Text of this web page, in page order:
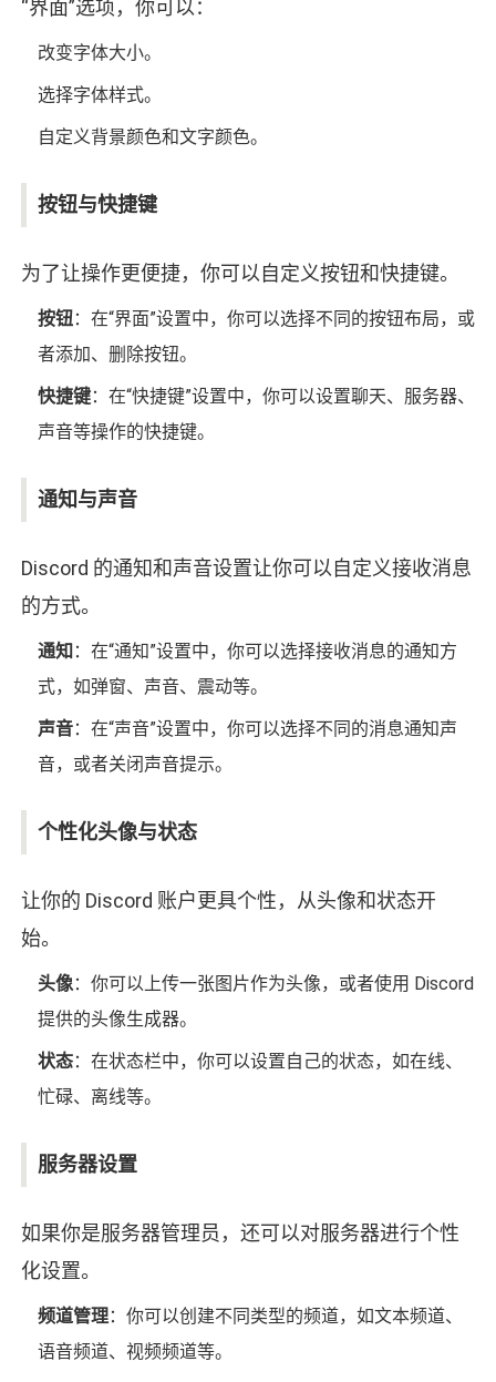
“界面”选项，你可以：
改变字体大小。
选择字体样式。
自定义背景颜色和文字颜色。
按钮与快捷键
为了让操作更便捷，你可以自定义按钮和快捷键。
按钮：在“界面”设置中，你可以选择不同的按钮布局，或
者添加、删除按钮。
快捷键：在“快捷键”设置中，你可以设置聊天、服务器、
声音等操作的快捷键。
通知与声音
Discord 的通知和声音设置让你可以自定义接收消息
的方式。
通知 ：在“通知”设置中，你可以选择接收消息的通知方
式，如弹窗、声音、震动等。
声音：在“声音”设置中，你可以选择不同的消息通知声
音，或者关闭声音提示。
个性化头像与状态
让你的 Discord 账户更具个性，从头像和状态开
始。
头像：你可以上传一张图片作为头像，或者使用 Discord
提供的头像生成器。
状态：在状态栏中，你可以设置自己的状态，如在线、
忙碌、离线等。
服务器设置
如果你是服务器管理员，还可以对服务器进行个性
化设置。
频道管理：你可以创建不同类型的频道，如文本频道、
语音频道、视频频道等。